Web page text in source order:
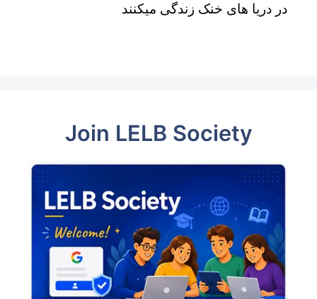
در دریا های خنک زندگی میکنند
Join LELB Society